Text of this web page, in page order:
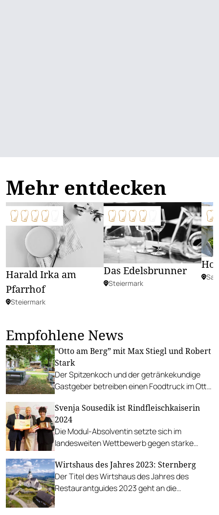
Mehr entdecken
Harald Irka am
Pfarrhof
Steiermark
Das Edelsbrunner
Steiermark
Empfohlene News
“Otto am Berg” mit Max Stiegl und Robert
Stark
Der Spitzenkoch und der getränkekundige
Gastgeber betreiben einen Foodtruck im Otto
Svenja Sousedik ist Rindfleischkaiserin
2024
Die Modul-Absolventin setzte sich im
landesweiten Wettbewerb gegen starke
Wirtshaus des Jahres 2023: Sternberg
Der Titel des Wirtshaus des Jahres des
Restaurantguides 2023 geht an die